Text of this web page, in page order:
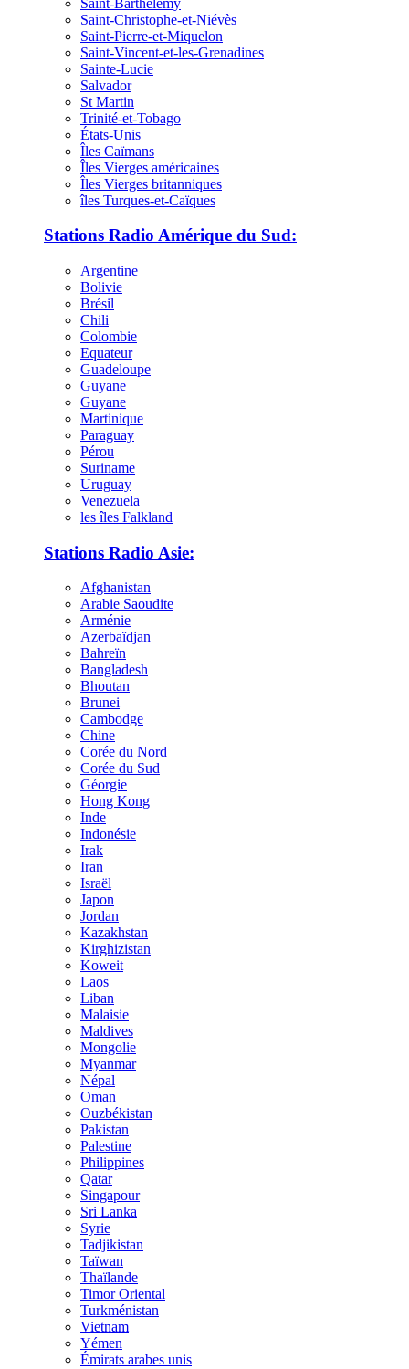
Saint-Christophe-et-Niévès
Saint-Pierre-et-Miquelon
Saint-Vincent-et-les-Grenadines
Sainte-Lucie
Salvador
St Martin
Trinité-et-Tobago
États-Unis
Îles Caïmans
Îles Vierges américaines
Îles Vierges britanniques
îles Turques-et-Caïques
Stations Radio Amérique du Sud:
Argentine
Bolivie
Brésil
Chili
Colombie
Equateur
Guadeloupe
Guyane
Guyane
Martinique
Paraguay
Pérou
Suriname
Uruguay
Venezuela
les îles Falkland
Stations Radio Asie:
Afghanistan
Arabie Saoudite
Arménie
Azerbaïdjan
Bahreïn
Bangladesh
Bhoutan
Brunei
Cambodge
Chine
Corée du Nord
Corée du Sud
Géorgie
Hong Kong
Inde
Indonésie
Irak
Iran
Israël
Japon
Jordan
Kazakhstan
Kirghizistan
Koweit
Laos
Liban
Malaisie
Maldives
Mongolie
Myanmar
Népal
Oman
Ouzbékistan
Pakistan
Palestine
Philippines
Qatar
Singapour
Sri Lanka
Syrie
Tadjikistan
Taïwan
Thaïlande
Timor Oriental
Turkménistan
Vietnam
Yémen
Émirats arabes unis